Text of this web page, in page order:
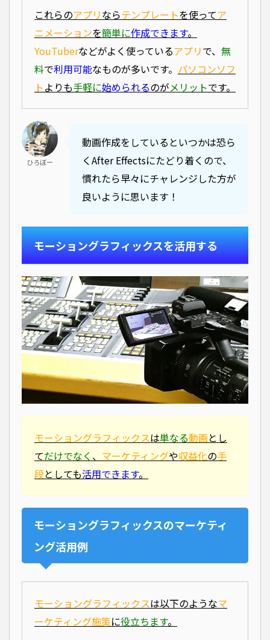
これらのアプリならテンプレートを使ってア
ニメーションを簡単に作成できます。
YouTuberなどがよく使っているアプリで、 無
料で利用可能なものが多いです。 パソコンソフ
トよりも手軽に始められるのがメリットです。
ひろぼー
動画作成をしているといつかは恐ら
くAfter Effectsにたどり着くので、
慣れたら早々にチャレンジした方が
良いように思います！
モーショングラフィックスを活用する
モーショングラフィックスは単なる動画とし
てだけでなく 、 マーケティングや収益化の手
段としても活用できます。
モーショングラフィックスのマーケティ
ング活用例
モーショングラフィックスは以下のようなマ
ーケティング施策に役立ちます。